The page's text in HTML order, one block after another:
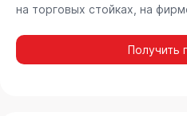
на торговых стойках, на
Получить